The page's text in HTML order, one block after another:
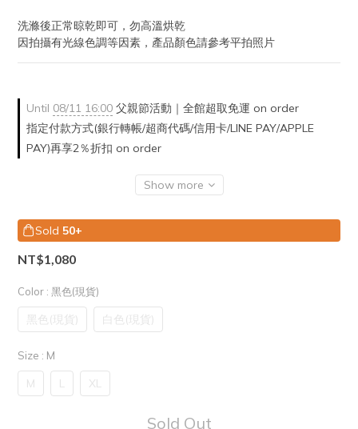
洗滌後正常晾乾即可，勿高溫烘乾
因拍攝有光線色調等因素，產品顏色請參考平拍照片
Until 08/11 16:00 父親節活動｜全館超取免運 on order
指定付款方式(銀行轉帳/超商代碼/信用卡/LINE PAY/APPLE
PAY)再享2％折扣 on order
Show more
Sold 50+
NT$1,080
Color : 黑色(現貨)
黑色(現貨) 白色(現貨)
Size : M
M L XL
Sold Out